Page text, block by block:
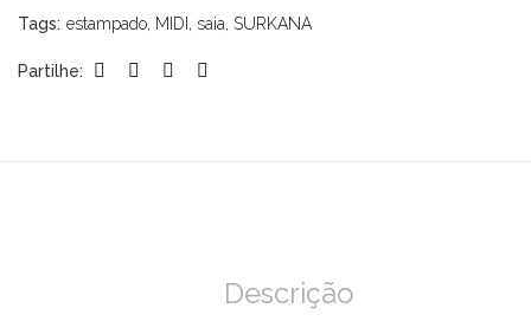
Tags: estampado, MIDI , saia, SURKANA
Partilhe:
Descrição